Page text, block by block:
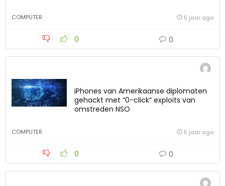
COMPUTER 5 jaar ago
0 0
iPhones van Amerikaanse diplomaten
gehackt met “0-click” exploits van
omstreden NSO
COMPUTER 5 jaar ago
0 0